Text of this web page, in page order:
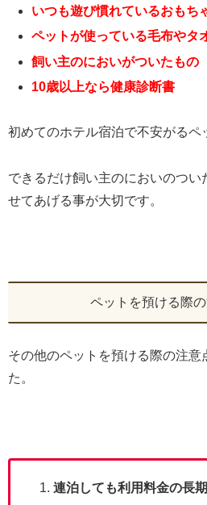
いつも遊び慣れているおもち
ペットが使っている毛布やタ
飼い主のにおいがついたもの
10歳以上なら健康診断書
初めてのホテル宿泊で不安がるペ
できるだけ飼い主のにおいのつい
せてあげる事が大切です。
ペットを預ける際
その他のペットを預ける際の注意
た。
連泊しても利用料金の長